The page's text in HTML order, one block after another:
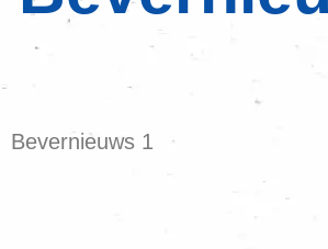
Bevernieuws 1